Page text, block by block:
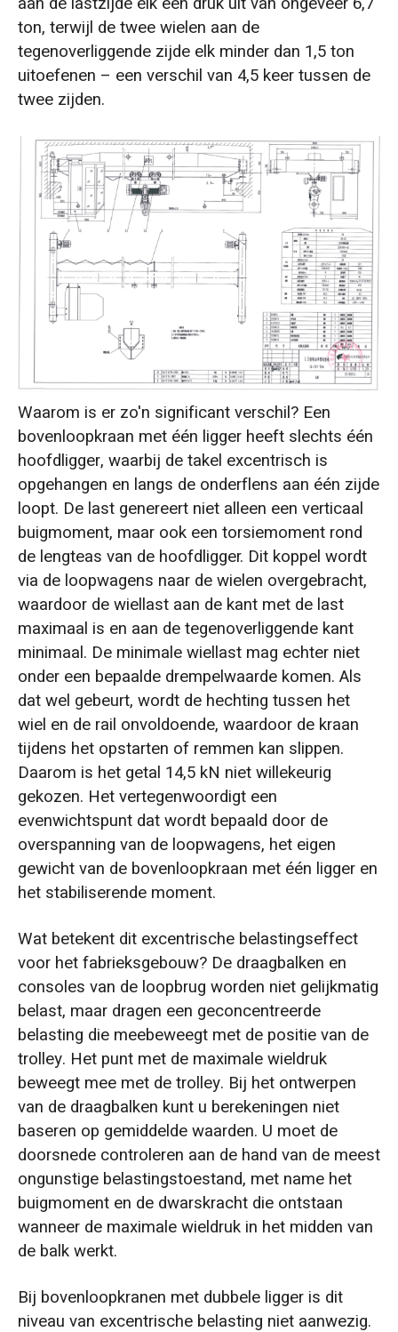
ton, terwijl de twee wielen aan de
tegenoverliggende zijde elk minder dan 1,5 ton
uitoefenen – een verschil van 4,5 keer tussen de
twee zijden.
Waarom is er zo'n significant verschil? Een
bovenloopkraan met één ligger heeft slechts één
hoofdligger, waarbij de takel excentrisch is
opgehangen en langs de onderflens aan één zijde
loopt. De last genereert niet alleen een verticaal
buigmoment, maar ook een torsiemoment rond
de lengteas van de hoofdligger. Dit koppel wordt
via de loopwagens naar de wielen overgebracht,
waardoor de wiellast aan de kant met de last
maximaal is en aan de tegenoverliggende kant
minimaal. De minimale wiellast mag echter niet
onder een bepaalde drempelwaarde komen. Als
dat wel gebeurt, wordt de hechting tussen het
wiel en de rail onvoldoende, waardoor de kraan
tijdens het opstarten of remmen kan slippen.
Daarom is het getal 14,5 kN niet willekeurig
gekozen. Het vertegenwoordigt een
evenwichtspunt dat wordt bepaald door de
overspanning van de loopwagens, het eigen
gewicht van de bovenloopkraan met één ligger en
het stabiliserende moment.
Wat betekent dit excentrische belastingseffect
voor het fabrieksgebouw? De draagbalken en
consoles van de loopbrug worden niet gelijkmatig
belast, maar dragen een geconcentreerde
belasting die meebeweegt met de positie van de
trolley. Het punt met de maximale wieldruk
beweegt mee met de trolley. Bij het ontwerpen
van de draagbalken kunt u berekeningen niet
baseren op gemiddelde waarden. U moet de
doorsnede controleren aan de hand van de meest
ongunstige belastingstoestand, met name het
buigmoment en de dwarskracht die ontstaan
wanneer de maximale wieldruk in het midden van
de balk werkt.
Bij bovenloopkranen met dubbele ligger is dit
niveau van excentrische belasting niet aanwezig.